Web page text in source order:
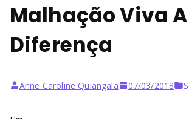
Malhação Viva A
Diferença
Anne Caroline Quiangala 07/03/2018